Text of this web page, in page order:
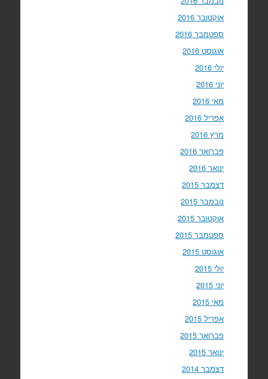
אוקטובר 2016
ספטמבר 2016
אוגוסט 2016
יולי 2016
יוני 2016
מאי 2016
אפריל 2016
מרץ 2016
פברואר 2016
ינואר 2016
דצמבר 2015
נובמבר 2015
אוקטובר 2015
ספטמבר 2015
אוגוסט 2015
יולי 2015
יוני 2015
מאי 2015
אפריל 2015
פברואר 2015
ינואר 2015
דצמבר 2014